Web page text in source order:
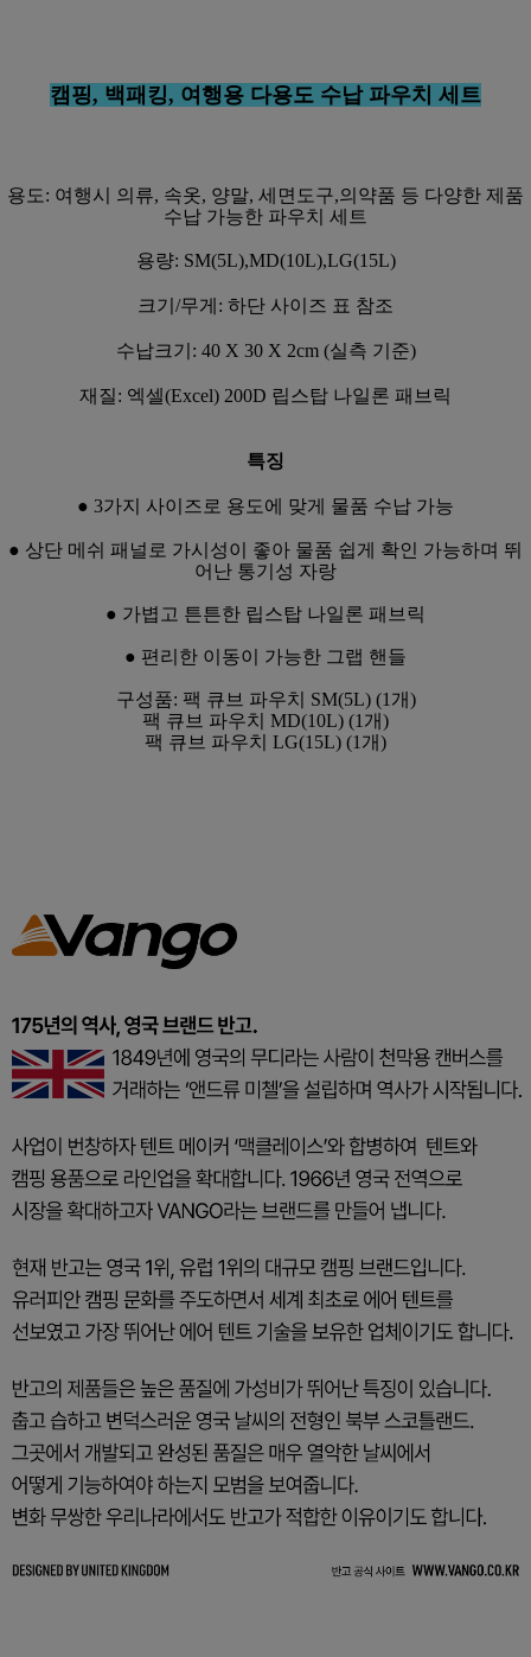
캠핑, 백패킹, 여행용 다용도 수납 파우치 세트
용도: 여행시 의류, 속옷, 양말, 세면도구,의약품 등 다양한 제품
수납 가능한 파우치 세트
용량: SM(5L),MD(10L),LG(15L)
크기/무게: 하단 사이즈 표 참조
수납크기: 40 X 30 X 2cm (실측 기준)
재질: 엑셀(Excel) 200D 립스탑 나일론 패브릭
특징
● 3가지 사이즈로 용도에 맞게 물품 수납 가능
● 상단 메쉬 패널로 가시성이 좋아 물품 쉽게 확인 가능하며 뛰
어난 통기성 자랑
● 가볍고 튼튼한 립스탑 나일론 패브릭
● 편리한 이동이 가능한 그랩 핸들
구성품: 팩 큐브 파우치 SM(5L) (1개)
팩 큐브 파우치 MD(10L) (1개)
팩 큐브 파우치 LG(15L) (1개)